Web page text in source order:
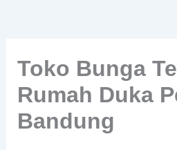
Toko Bunga
Rumah Duka
Bandung